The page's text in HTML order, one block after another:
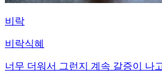
비락
비락식혜
너무 더워서 그런지 계속 갈증이 나